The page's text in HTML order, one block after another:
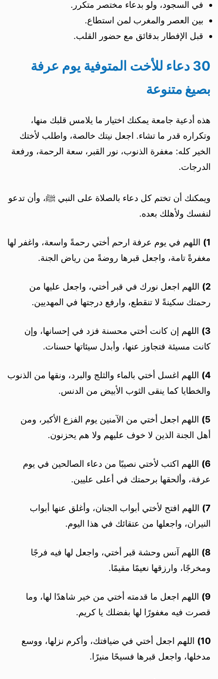
في السجود، ولو بدعاء مختصر متكرر.
بين العصر والمغرب لمن استطاع.
قبل الإفطار بدقائق مع حضور القلب.
30 دعاء للأخت المتوفية يوم عرفة
بصيغ متنوعة
هذه أدعية جامعة يمكنك اختيار ما يلامس قلبك منها،
وتكراره قدر ما تشاء. اجعل نيتك خالصة، واطلب لأختك
الخير كله: مغفرة الذنوب، نور القبر، سعة الرحمة، ورفعة
الدرجات.
ويمكنك أن تختم كل دعاء بالصلاة على النبي ﷺ، وأن تدعو
لنفسك ولأهلك بعده.
1)
اللهم في يوم عرفة ارحم أختي رحمةً واسعة، واغفر لها
مغفرةً تامة، واجعل قبرها روضةً من رياض الجنة.
2)
اللهم اجعل نورك في قبر أختي، واجعل عليها من
رحمتك سكينةً لا تنقطع، وارفع درجتها في المهديين.
3)
اللهم إن كانت أختي محسنة فزد في إحسانها، وإن
كانت مسيئة فتجاوز عنها، وأبدل سيئاتها حسنات.
4)
اللهم اغسل أختي بالماء والثلج والبرد، ونقها من الذنوب
والخطايا كما ينقى الثوب الأبيض من الدنس.
5)
اللهم اجعل أختي من الآمنين يوم الفزع الأكبر، ومن
أهل الجنة الذين لا خوف عليهم ولا هم يحزنون.
6)
اللهم اكتب لأختي نصيبًا من دعاء الصالحين في يوم
عرفة، وألحقها برحمتك في أعلى عليين.
7)
اللهم افتح لأختي أبواب الجنان، وأغلق عنها أبواب
النيران، واجعلها من عتقائك في هذا اليوم.
8)
اللهم آنس وحشة قبر أختي، واجعل لها فيه فرجًا
ومخرجًا، وارزقها نعيمًا مقيمًا.
9)
اللهم اجعل ما قدمته أختي من خير شاهدًا لها، وما
قصرت فيه مغفورًا لها بفضلك يا كريم.
10)
اللهم اجعل أختي في ضيافتك، وأكرم نزلها، ووسع
مدخلها، واجعل قبرها فسيحًا منيرًا.